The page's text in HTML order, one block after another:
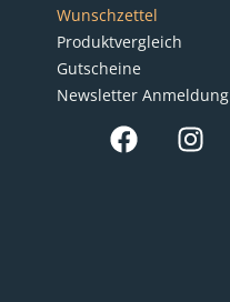
Wunschzettel
Produktvergleich
Gutscheine
Newsletter Anmeldung